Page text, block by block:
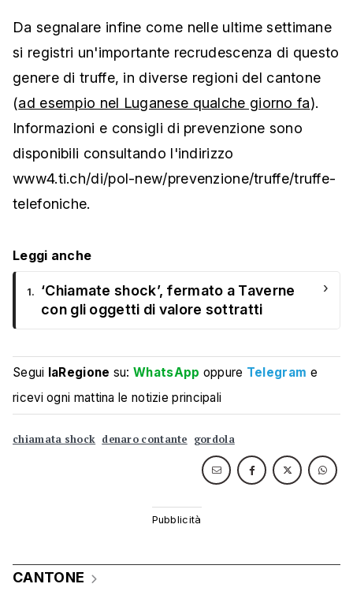
Da segnalare infine come nelle ultime settimane
si registri un'importante recrudescenza di questo
genere di truffe, in diverse regioni del cantone
(ad esempio nel Luganese qualche giorno fa).
Informazioni e consigli di prevenzione sono
disponibili consultando l'indirizzo
www4.ti.ch/di/pol-new/prevenzione/truffe/truffe-
telefoniche.
Leggi anche
1.
‘Chiamate shock’, fermato a Taverne
con gli oggetti di valore sottratti
›
Segui laRegione su:WhatsApp oppure Telegram e
ricevi ogni mattina le notizie principali
chiamata shock denaro contante gordola
CANTONE